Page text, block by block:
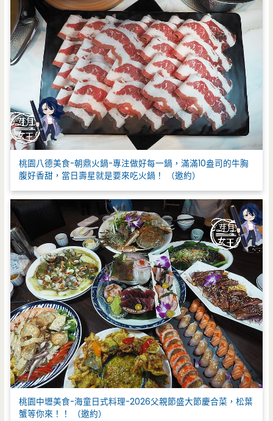
桃園八德美食-朝鼎火鍋-專注做好每一鍋，滿滿10盎司的牛胸
腹好香甜，當日壽星就是要來吃火鍋！ （邀約）
桃園中壢美食-海童日式料理-2026父親節盛大節慶合菜，松葉
蟹等你來！！ （邀約）